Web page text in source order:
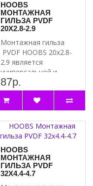
HOOBS
МОНТАЖНАЯ
ГИЛЬЗА PVDF
20X2.8-2.9
Монтажная гильза
PVDF HOOBS 20x2.8-
2.9 является
универсальной и
подходит для
соединений труб и..
87р.
HOOBS
МОНТАЖНАЯ
ГИЛЬЗА PVDF
32X4.4-4.7